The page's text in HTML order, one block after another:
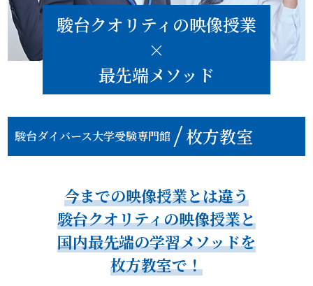
駿台クオリティの映像授業
×
最先端メソッド
駿台ダイバース大学受験専門館 枚方教室
今までの映像授業とは違う
駿台クオリティの映像授業と
国内最先端の学習メソッドを
枚方教室で！